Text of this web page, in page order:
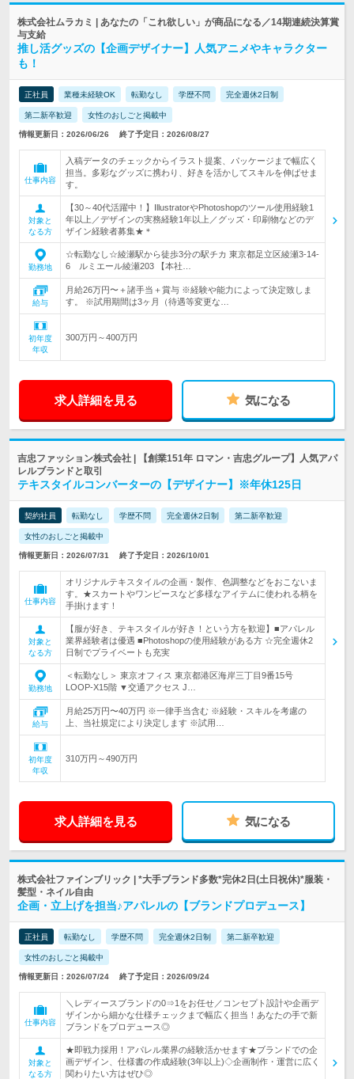
株式会社ムラカミ | あなたの「これ欲しい」が商品になる／14期連続決算賞
与支給
推し活グッズの【企画デザイナー】人気アニメやキャラクター
も！
正社員 業種未経験OK 転勤なし 学歴不問 完全週休2日制
第二新卒歓迎 女性のおしごと掲載中
情報更新日：2026/06/26 終了予定日：2026/08/27
仕事内容
入稿データのチェックからイラスト提案、パッケージまで幅広く
担当。多彩なグッズに携わり、好きを活かしてスキルを伸ばせま
す。
対象と
なる方
【30～40代活躍中！】IllustratorやPhotoshopのツール使用経験1
年以上／デザインの実務経験1年以上／グッズ・印刷物などのデ
ザイン経験者募集★＊
勤務地
☆転勤なし☆綾瀬駅から徒歩3分の駅チカ 東京都足立区綾瀬3-14-
6 ルミエール綾瀬203 【本社…
給与
月給26万円〜＋諸手当＋賞与 ※経験や能力によって決定致しま
す。 ※試用期間は3ヶ月（待遇等変更な…
初年度
年収
300万円～400万円
求人詳細を見る 気になる
吉忠ファッション株式会社 | 【創業151年 ロマン・吉忠グループ】人気アパ
レルブランドと取引
テキスタイルコンバーターの【デザイナー】※年休125日
契約社員 転勤なし 学歴不問 完全週休2日制 第二新卒歓迎
女性のおしごと掲載中
情報更新日：2026/07/31 終了予定日：2026/10/01
仕事内容
オリジナルテキスタイルの企画・製作、色調整などをおこないま
す。★スカートやワンピースなど多様なアイテムに使われる柄を
手掛けます！
対象と
なる方
【服が好き、テキスタイルが好き！という方を歓迎】■アパレル
業界経験者は優遇 ■Photoshopの使用経験がある方 ☆完全週休2
日制でプライベートも充実
勤務地
＜転勤なし＞ 東京オフィス 東京都港区海岸三丁目9番15号
LOOP-X15階 ▼交通アクセス J…
給与
月給25万円〜40万円 ※一律手当含む ※経験・スキルを考慮の
上、当社規定により決定します ※試用…
初年度
年収
310万円～490万円
求人詳細を見る 気になる
株式会社ファインブリック | *大手ブランド多数*完休2日(土日祝休)*服装・
髪型・ネイル自由
企画・立上げを担当♪アパレルの【ブランドプロデュース】
正社員 転勤なし 学歴不問 完全週休2日制 第二新卒歓迎
女性のおしごと掲載中
情報更新日：2026/07/24 終了予定日：2026/09/24
仕事内容
＼レディースブランドの0⇒1をお任せ／コンセプト設計や企画デ
ザインから細かな仕様チェックまで幅広く担当！あなたの手で新
ブランドをプロデュース◎
対象と
なる方
★即戦力採用！アパレル業界の経験活かせます★ブランドでの企
画デザイン、仕様書の作成経験(3年以上)◇企画制作・運営に広く
関わりたい方はぜひ◎